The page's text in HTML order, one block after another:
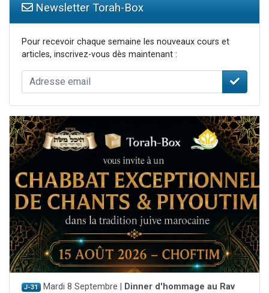
Newsletter Torah-Box
Pour recevoir chaque semaine les nouveaux cours et
articles, inscrivez-vous dès maintenant :
J-31 Mardi 8 Septembre |
Dinner d'hommage au Rav